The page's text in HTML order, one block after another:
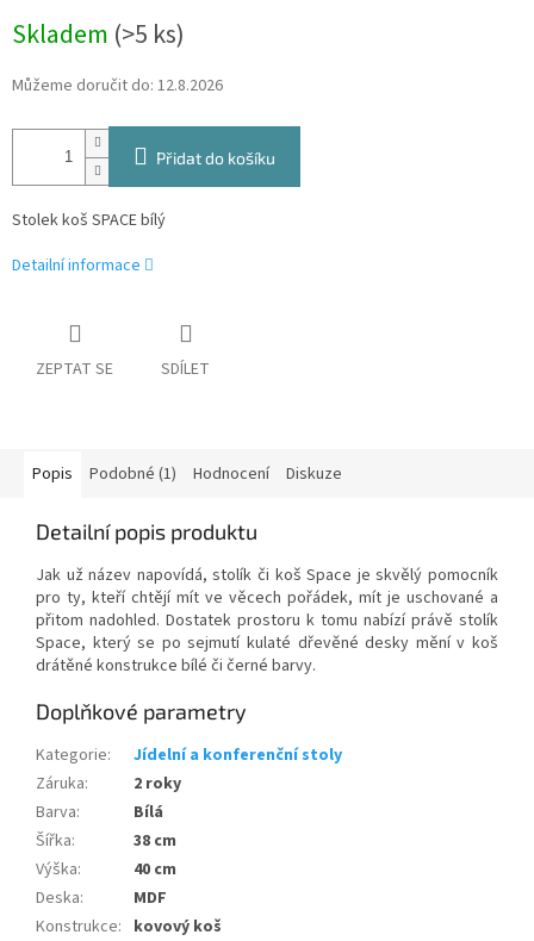
cena:
Skladem (>5 ks)
Můžeme doručit do: 12.8.2026
Přidat do košíku
Stolek koš SPACE bílý
Detailní informace
ZEPTAT SE SDÍLET
Popis Podobné (1) Hodnocení Diskuze
Detailní popis produktu
Jak už název napovídá, stolík či koš Space je skvělý pomocník
pro ty, kteří chtějí mít ve věcech pořádek, mít je uschované a
přitom nadohled. Dostatek prostoru k tomu nabízí právě stolík
Space, který se po sejmutí kulaté dřevěné desky mění v koš
drátěné konstrukce bílé či černé barvy.
Doplňkové parametry
Kategorie:
Jídelní a konferenční stoly
Záruka:
2 roky
Barva:
Bílá
Šířka:
38 cm
Výška:
40 cm
Deska:
MDF
Konstrukce: kovový koš